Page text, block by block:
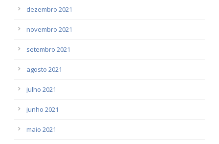
dezembro 2021
novembro 2021
setembro 2021
agosto 2021
julho 2021
junho 2021
maio 2021